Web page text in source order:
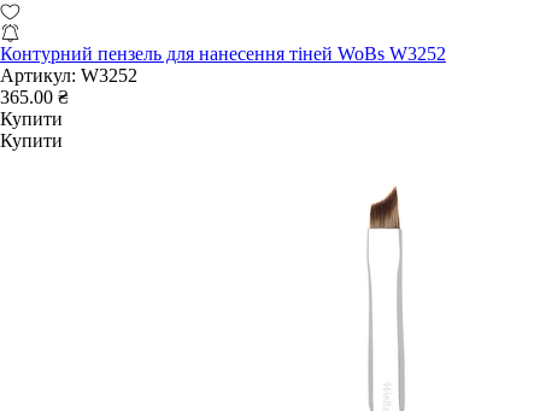
Контурний пензель для нанесення тіней WoBs W3252
Артикул: W3252
365.00 ₴
Купити
Купити